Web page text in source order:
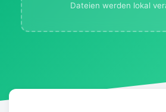
Dateien werden lokal